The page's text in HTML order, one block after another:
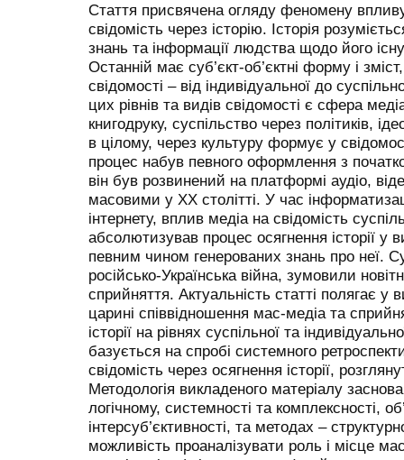
Стаття присвячена огляду феномену
свідомість через історію. Історія
знань та інформації людства щодо його
Останній має суб’єкт-об’єктні форму і
свідомості – від індивідуальної до
цих рівнів та видів свідомості є сфера
книгодруку, суспільство через політиків,
в цілому, через культуру формує у
процес набув певного оформлення з
він був розвинений на платформі аудіо,
масовими у XX столітті. У час
інтернету, вплив медіа на свідомість
абсолютизував процес осягнення історії у
певним чином генерованих знань про неї.
російсько-Українська війна, зумовили
сприйняття. Актуальність статті полягає у
царині співвідношення мас-медіа та
історії на рівнях суспільної та
базується на спробі системного
свідомість через осягнення історії,
Методологія викладеного матеріалу
логічному, системності та комплексності,
інтерсуб’єктивності, та методах –
можливість проаналізувати роль і місце